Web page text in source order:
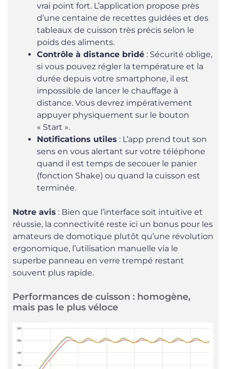
vrai point fort. L’application propose près
d’une centaine de recettes guidées et des
tableaux de cuisson très précis selon le
poids des aliments.
Contrôle à distance bridé : Sécurité oblige,
si vous pouvez régler la température et la
durée depuis votre smartphone, il est
impossible de lancer le chauffage à
distance. Vous devrez impérativement
appuyer physiquement sur le bouton
« Start ».
Notifications utiles : L’app prend tout son
sens en vous alertant sur votre téléphone
quand il est temps de secouer le panier
(fonction Shake) ou quand la cuisson est
terminée.
Notre avis : Bien que l’interface soit intuitive et
réussie, la connectivité reste ici un bonus pour les
amateurs de domotique plutôt qu’une révolution
ergonomique, l’utilisation manuelle via le
superbe panneau en verre trempé restant
souvent plus rapide.
Performances de cuisson : homogène,
mais pas le plus véloce